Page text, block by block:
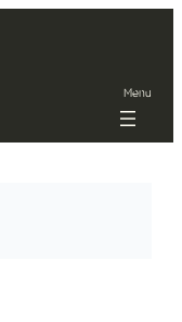
Menu